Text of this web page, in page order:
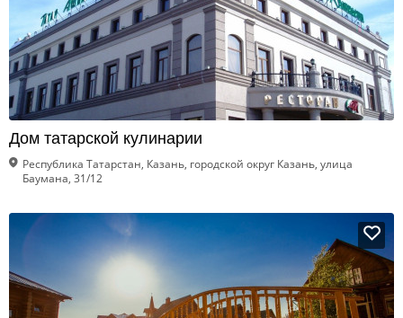
Дом татарской кулинарии
Республика Татарстан, Казань, городской округ Казань, улица
Баумана, 31/12